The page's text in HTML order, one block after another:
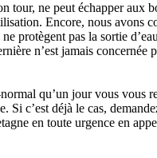
tour, ne peut échapper aux
Encore, nous avons
protègent pas la sortie
n’est jamais concernée
qu’un jour vous vous
Si c’est déjà le cas,
en toute urgence en